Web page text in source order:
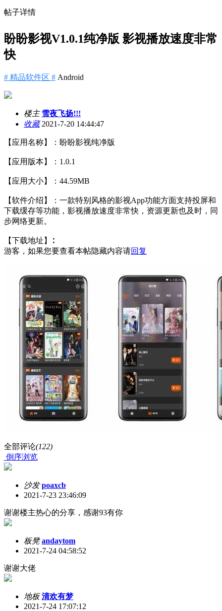
帖子详情
盼盼影视V1.0.1纯净版 影视播放速度非常
快
# 精品软件区 # Android
楼主 雪夜飞扬!!!
收藏2021-7-20 14:44:47
【应用名称】：盼盼影视纯净版
【应用版本】：1.0.1
【应用大小】：44.59MB
【软件介绍】：一款特别风格的影视App功能方面支持投屏和
下载缓存等功能，影视播放速度非常快，资源更新也及时，同
步网络更新。
【下载地址】∶
游客，如果您要查看本帖隐藏内容请回复
全部评论(122)
倒序浏览
沙发 poaxcb
2021-7-23 23:46:09
谢谢楼主热心的分享，感谢93有你
板凳 andaytom
2021-7-24 04:58:52
谢谢大佬
地板 清欢有梦
2021-7-24 17:07:12